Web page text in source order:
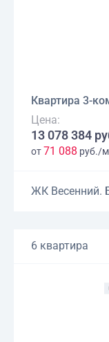
Квартира 3-
Цена:
13 078 384
от71 088 руб./
ЖК Весенний.
6 квартира